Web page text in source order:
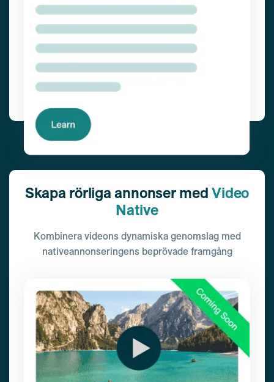
Skapa rörliga annonser medVideo
Native
Kombinera videons dynamiska genomslag med
nativeannonseringens beprövade framgång